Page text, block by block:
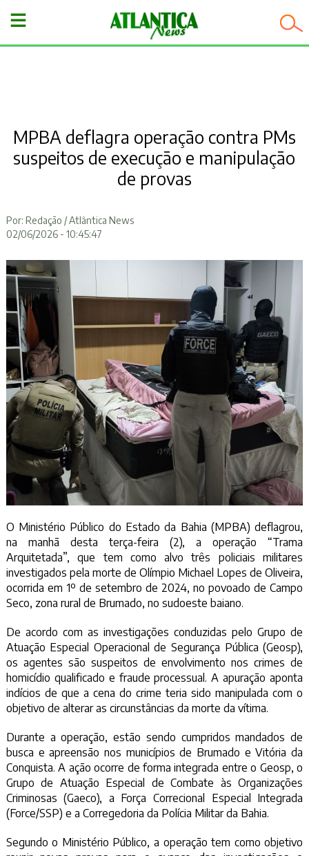
−
MPBA deflagra operação contra PMs
suspeitos de execução e manipulação
de provas
Por: Redação / Atlântica News
02/06/2026 - 10:45:47
O Ministério Público do Estado da Bahia (MPBA) deflagrou,
na manhã desta terça-feira (2), a operação “Trama
Arquitetada”, que tem como alvo três policiais militares
investigados pela morte de Olímpio Michael Lopes de Oliveira,
ocorrida em 1º de setembro de 2024, no povoado de Campo
Seco, zona rural de Brumado, no sudoeste baiano.
De acordo com as investigações conduzidas pelo Grupo de
Atuação Especial Operacional de Segurança Pública (Geosp),
os agentes são suspeitos de envolvimento nos crimes de
homicídio qualificado e fraude processual. A apuração aponta
indícios de que a cena do crime teria sido manipulada com o
objetivo de alterar as circunstâncias da morte da vítima.
Durante a operação, estão sendo cumpridos mandados de
busca e apreensão nos municípios de Brumado e Vitória da
Conquista. A ação ocorre de forma integrada entre o Geosp, o
Grupo de Atuação Especial de Combate às Organizações
Criminosas (Gaeco), a Força Correcional Especial Integrada
(Force/SSP) e a Corregedoria da Polícia Militar da Bahia.
Segundo o Ministério Público, a operação tem como objetivo